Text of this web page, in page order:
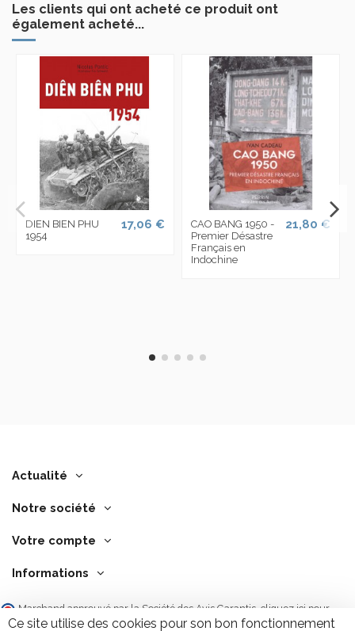
Les clients qui ont acheté ce produit ont
également acheté...
DIEN BIEN PHU
1954
17,06 €
CAO BANG 1950 -
Premier Désastre
Français en
Indochine
21,80 €
Actualité
Notre société
Votre compte
Informations
Marchand approuvé par la Société des Avis Garantis, cliquez ici pour
vérifier .
Ce site utilise des cookies pour son bon fonctionnement